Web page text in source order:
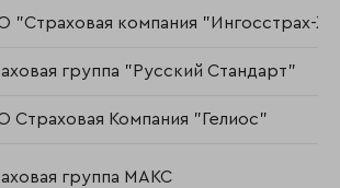
"Страховая компания "Ингосстрах-
группа "Русский Стандарт"
Страховая Компания "Гелиос"
группа МАКС